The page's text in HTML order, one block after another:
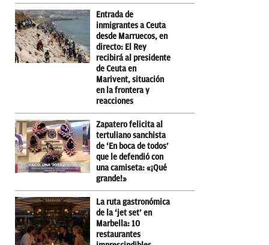
Entrada de
inmigrantes a Ceuta
desde Marruecos, en
directo: El Rey
recibirá al presidente
de Ceuta en
Marivent, situación
en la frontera y
reacciones
Zapatero felicita al
tertuliano sanchista
de ‘En boca de todos’
que le defendió con
una camiseta: «¡Qué
grande!»
La ruta gastronómica
de la ‘jet set’ en
Marbella: 10
restaurantes